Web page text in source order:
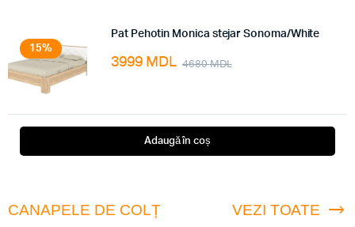
15%
Pat Pehotin Monica stejar Sonoma/White
4680MDL
3999 MDL
Adaugă în coș
CANAPELE DE COLȚ VEZI TOATE